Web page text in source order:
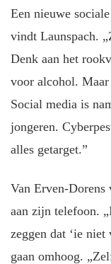
Een nieuwe
vindt Launspach.
Denk aan het
voor alcohol.
Social media is
jongeren.
alles getarget.”
Van Erven-
aan zijn telefoon.
zeggen dat ‘ie
gaan omhoog.